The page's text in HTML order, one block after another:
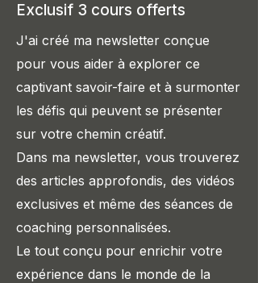
Exclusif 3 cours offerts
J'ai créé ma newsletter conçue
pour vous aider à explorer ce
captivant savoir-faire et à surmonter
les défis qui peuvent se présenter
sur votre chemin créatif.
Dans ma newsletter, vous trouverez
des articles approfondis, des vidéos
exclusives et même des séances de
coaching personnalisées.
Le tout conçu pour enrichir votre
expérience dans le monde de la